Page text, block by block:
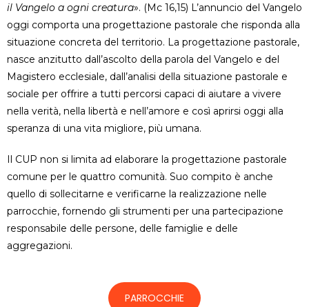
il Vangelo a ogni creatura». (Mc 16,15) L’annuncio del Vangelo
oggi comporta una progettazione pastorale che risponda alla
situazione concreta del territorio. La progettazione pastorale,
nasce anzitutto dall’ascolto della parola del Vangelo e del
Magistero ecclesiale, dall’analisi della situazione pastorale e
sociale per offrire a tutti percorsi capaci di aiutare a vivere
nella verità, nella libertà e nell’amore e così aprirsi oggi alla
speranza di una vita migliore, più umana.
Il CUP non si limita ad elaborare la progettazione pastorale
comune per le quattro comunità. Suo compito è anche
quello di sollecitarne e verificarne la realizzazione nelle
parrocchie, fornendo gli strumenti per una partecipazione
responsabile delle persone, delle famiglie e delle
aggregazioni.
PARROCCHIE